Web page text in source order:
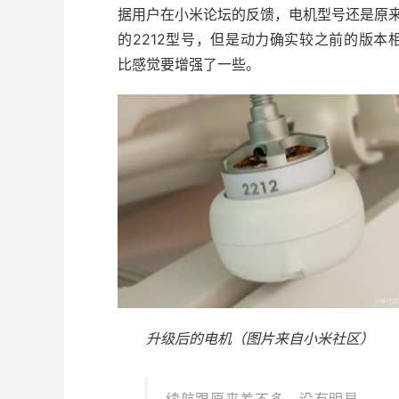
据用户在小米论坛的反馈，电机型号还是原
的2212型号，但是动力确实较之前的版本
比感觉要增强了一些。
升级后的电机（图片来自小米社区）